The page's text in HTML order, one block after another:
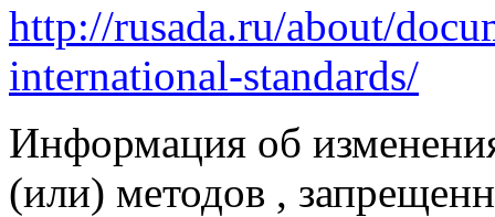
http://rusada.ru/about/
international-standards/
Информация об
(или) методов ,